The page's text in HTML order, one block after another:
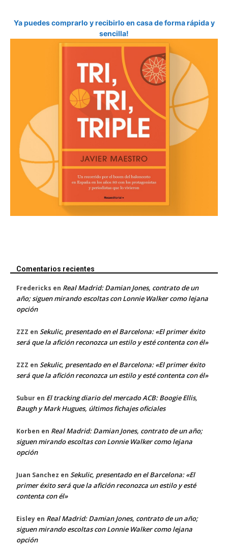
Ya puedes comprarlo y recibirlo en casa de forma rápida y
sencilla!
Comentarios recientes
Fredericks en Real Madrid: Damian Jones, contrato de un
año; siguen mirando escoltas con Lonnie Walker como lejana
opción
ZZZ en Sekulic, presentado en el Barcelona: «El primer éxito
será que la afición reconozca un estilo y esté contenta con él»
ZZZ en Sekulic, presentado en el Barcelona: «El primer éxito
será que la afición reconozca un estilo y esté contenta con él»
Subur en El tracking diario del mercado ACB: Boogie Ellis,
Baugh y Mark Hugues, últimos fichajes oficiales
Korben en Real Madrid: Damian Jones, contrato de un año;
siguen mirando escoltas con Lonnie Walker como lejana
opción
Juan Sanchez en Sekulic, presentado en el Barcelona: «El
primer éxito será que la afición reconozca un estilo y esté
contenta con él»
Eisley en Real Madrid: Damian Jones, contrato de un año;
siguen mirando escoltas con Lonnie Walker como lejana
opción